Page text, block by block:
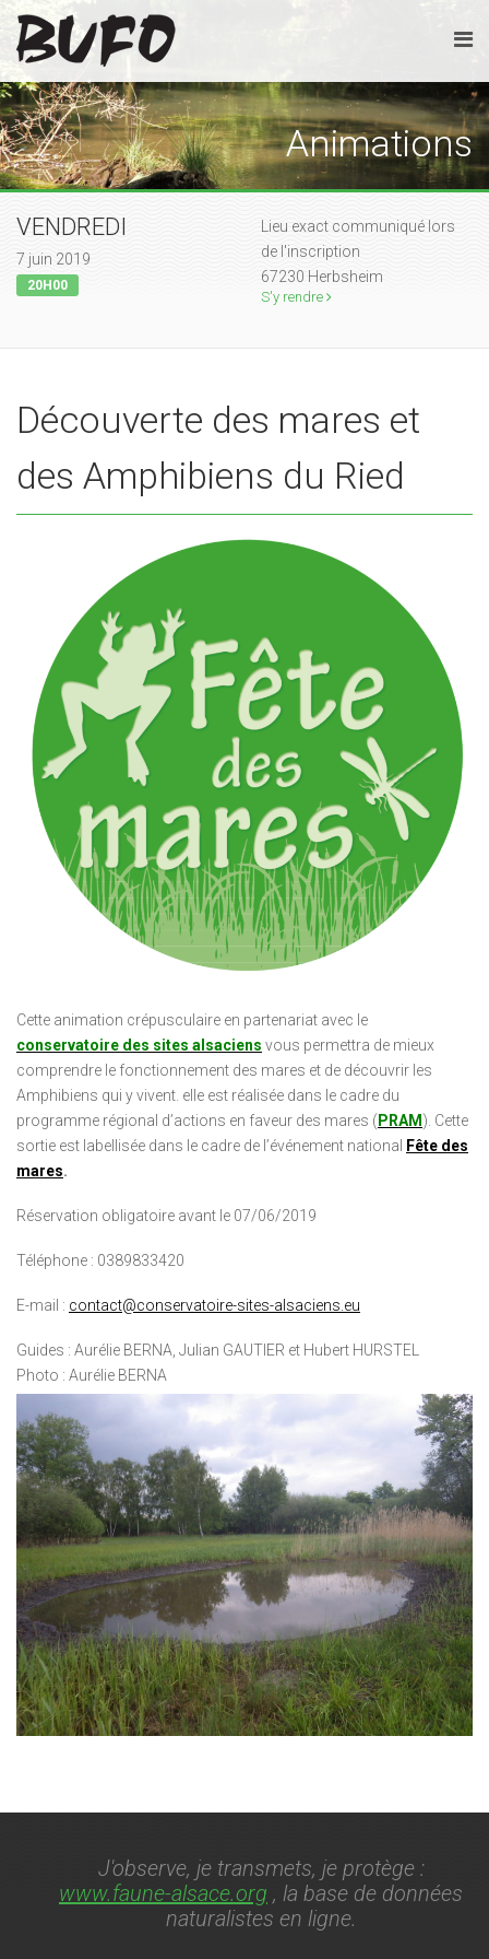
Animations
VENDREDI
7 juin 2019
20H00
Lieu exact communiqué lors
de l'inscription
67230 Herbsheim
S'y rendre
Découverte des mares et
des Amphibiens du Ried
Cette animation crépusculaire en partenariat avec le
conservatoire des sites alsaciens vous permettra de mieux
comprendre le fonctionnement des mares et de découvrir les
Amphibiens qui y vivent. elle est réalisée dans le cadre du
programme régional d’actions en faveur des mares ( PRAM ). Cette
sortie est labellisée dans le cadre de l’événement national
Fête des
mares.
Réservation obligatoire avant le 07/06/2019
Téléphone : 0389833420
E-mail : contact@conservatoire-sites-alsaciens.eu
Guides : Aurélie BERNA, Julian GAUTIER et Hubert HURSTEL
Photo : Aurélie BERNA
J'observe, je transmets, je protège :
www.faune-alsace.org , la base de données
naturalistes en ligne.